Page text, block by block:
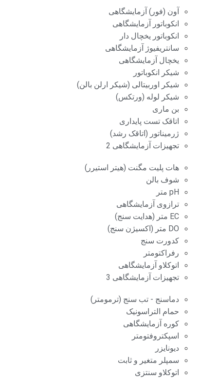
آون (فور) آزمایشگاهی
انکوباتور آزمایشگاهی
انکوباتور یخچال دار
سانتریفیوژ آزمایشگاهی
یخچال آزمایشگاهی
شیکر انکوباتور
شیکر اوربیتالی (شیکر ارلن بالن)
شیکر لوله (ورتکس)
بن ماری
اتاقک تست پایداری
ژرمیناتور (اتاقک رشد)
تجهیزات آزمایشگاهی 2
هات پلیت مگنت (هیتر استیرر)
شوف بالن
pH متر
ترازوی آزمایشگاهی
EC متر (هدایت سنج)
DO متر (اکسیژن سنج)
کدورت سنج
رفراکتومتر
اتوکلاو آزمایشگاهی
تجهیزات آزمایشگاهی 3
دماسنج - تب سنج (ترمومتر)
حمام التراسونیک
کوره آزمایشگاهی
اسپکتروفتومتر
دیونایزر
سمپلر متغیر و ثابت
اتوکلاو سنتزی